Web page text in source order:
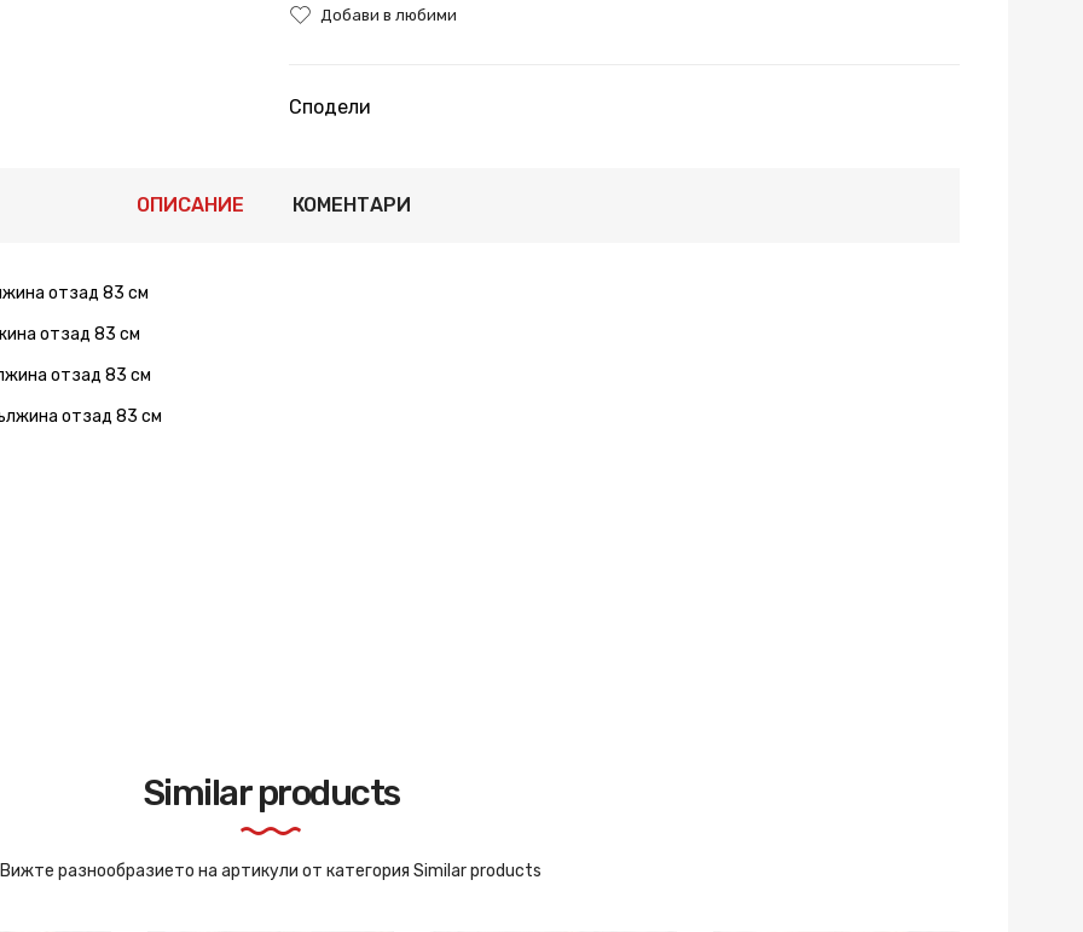
Добави в любими
Сподели
ОПИСАНИЕ КОМЕНТАРИ
отзад 83 см
отзад 83 см
отзад 83 см
отзад 83 см
Similar products
Вижте разнообразието на артикули от категория Similar products